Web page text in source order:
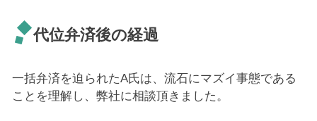
代位弁済後の経過
一括弁済を迫られたA氏は、流石にマズイ事態である
ことを理解し、弊社に相談頂きました。